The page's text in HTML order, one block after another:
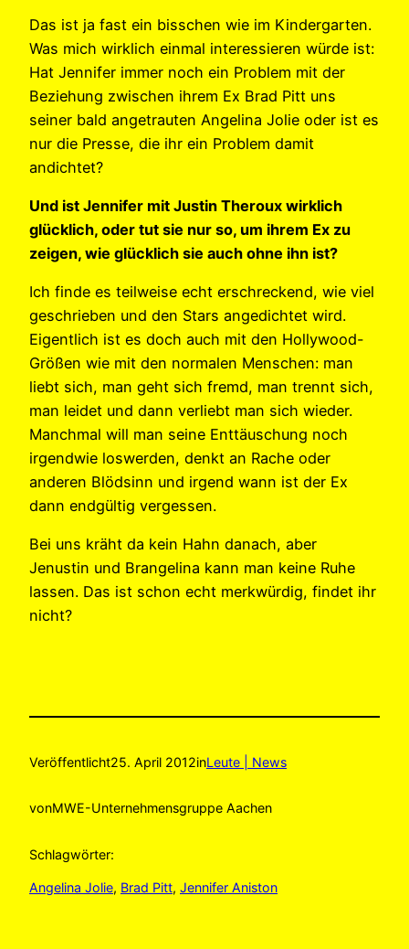
Das ist ja fast ein bisschen wie im Kindergarten.
Was mich wirklich einmal interessieren würde ist:
Hat Jennifer immer noch ein Problem mit der
Beziehung zwischen ihrem Ex Brad Pitt uns
seiner bald angetrauten Angelina Jolie oder ist es
nur die Presse, die ihr ein Problem damit
andichtet?
Und ist Jennifer mit Justin Theroux wirklich
glücklich, oder tut sie nur so, um ihrem Ex zu
zeigen, wie glücklich sie auch ohne ihn ist?
Ich finde es teilweise echt erschreckend, wie viel
geschrieben und den Stars angedichtet wird.
Eigentlich ist es doch auch mit den Hollywood-
Größen wie mit den normalen Menschen: man
liebt sich, man geht sich fremd, man trennt sich,
man leidet und dann verliebt man sich wieder.
Manchmal will man seine Enttäuschung noch
irgendwie loswerden, denkt an Rache oder
anderen Blödsinn und irgend wann ist der Ex
dann endgültig vergessen.
Bei uns kräht da kein Hahn danach, aber
Jenustin und Brangelina kann man keine Ruhe
lassen. Das ist schon echt merkwürdig, findet ihr
nicht?
Veröffentlicht25. April 2012inLeute | News
vonMWE-Unternehmensgruppe Aachen
Schlagwörter:
Angelina Jolie, Brad Pitt, Jennifer Aniston